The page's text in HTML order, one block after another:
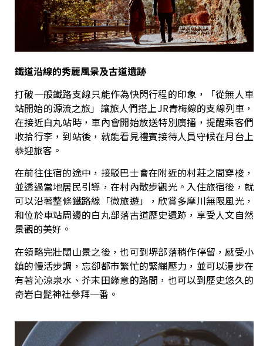
鐵道沿線的秀麗風景及古道遺跡
打破一般鐵路支線只能作為快閃行程的印象，「從無人車
站開始的源流之旅」讓旅人們搭上JR青梅線的支線列車，
在接近白丸站時，車內會開始放送特別廣播，提醒乘客們
收拾行李，到站後，就能看見禮賓接待人員守候在月台上
恭迎旅客。
在前往住宿的途中，接駁巴士會在附近的村莊之間穿梭，
並透過當地居民引導，在村內散步觀光。入住旅宿後，就
可以沿著整條鐵路線「微旅遊」，欣賞多摩川無限風光，
和位於車站周邊的白丸部落古道歷史遺跡，享受人文自然
景觀的美好。
在領略完壯闊山景之後，也可到堺部落稍作停留，感受小
鎮的慢活步調，忘卻都市繁忙的緊繃壓力，並可以漫步在
有著沁涼泉水、芥末田綠意的路間，也可以到歷史悠久的
奇岩白髭神社參拜一番。